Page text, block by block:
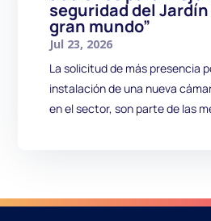
seguridad del
gran mundo”
Jul 23, 2026
La solicitud de más presencia
instalación de una nueva
en el sector, son parte de las